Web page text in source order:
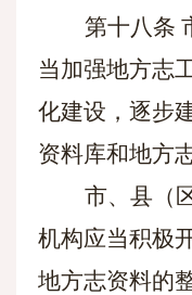
第十八条
当加强地方志
化建设，逐步
资料库和地方
市、县（
机构应当积极
地方志资料的